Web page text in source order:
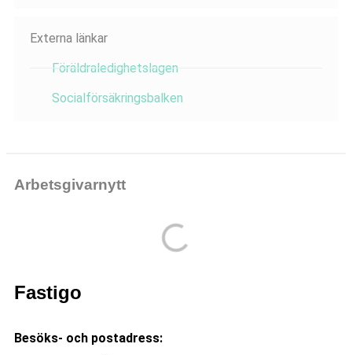
Externa länkar
Föräldraledighetslagen
Socialförsäkringsbalken
Arbetsgivarnytt
Fastigo
Besöks- och postadress: